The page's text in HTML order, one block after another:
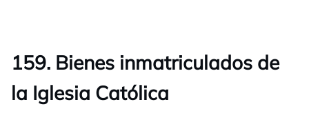
159. Bienes inmatriculados de
la Iglesia Católica